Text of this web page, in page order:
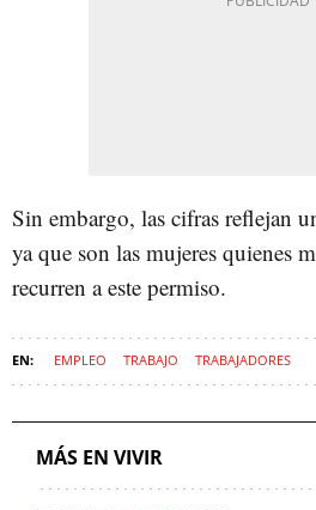
Sin embargo, las cifras reflejan
ya que son las mujeres quienes
recurren a este permiso.
EMPLEO TRABAJO TRABAJADORES
MÁS EN VIVIR